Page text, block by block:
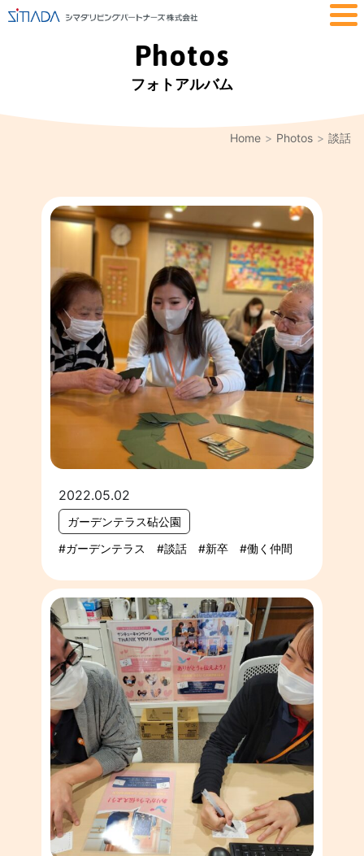
Photos
フォトアルバム
Home Photos 談話
2022.05.02
ガーデンテラス砧公園
ガーデンテラス
談話 新卒 働く仲間